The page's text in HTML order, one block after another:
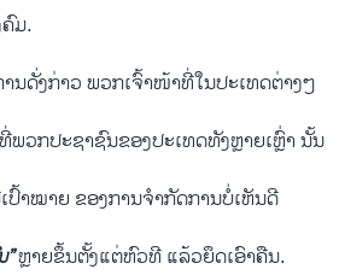
ມ.
ນດັ່ງກ່າວ ພວກເຈົ້າໜ້າທີ່ໃນປະເທດຕ່າງໆ
ວກປະຊາຊົນຂອງປະເທດທັງຫຼາຍເຫຼົ່າ ນັ້ນ
ປົ້າໝາຍ ຂອງການຈຳກັດການບໍ່ເຫັນດີ
ຫຼາຍຂຶ້ນຕັ້ງແຕ່ຫົວທີ ແລ້ວຍຶດເອົາຄືນ.